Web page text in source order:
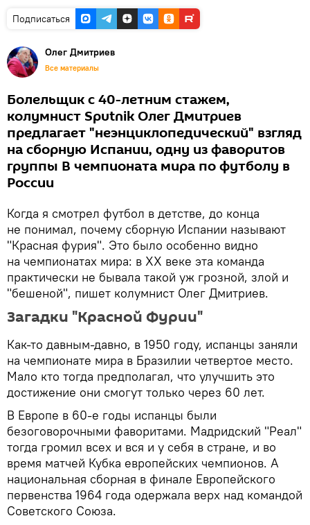
Подписаться
Олег Дмитриев
Все материалы
Болельщик с 40-летним стажем,
колумнист Sputnik Олег Дмитриев
предлагает "неэнциклопедический" взгляд
на сборную Испании, одну из фаворитов
группы B чемпионата мира по футболу в
России
Когда я смотрел футбол в детстве, до конца
не понимал, почему сборную Испании называют
"Красная фурия". Это было особенно видно
на чемпионатах мира: в ХХ веке эта команда
практически не бывала такой уж грозной, злой и
"бешеной", пишет колумнист Олег Дмитриев.
Загадки "Красной Фурии"
Как-то давным-давно, в 1950 году, испанцы заняли
на чемпионате мира в Бразилии четвертое место.
Мало кто тогда предполагал, что улучшить это
достижение они смогут только через 60 лет.
В Европе в 60-е годы испанцы были
безоговорочными фаворитами. Мадридский "Реал"
тогда громил всех и вся и у себя в стране, и во
время матчей Кубка европейских чемпионов. А
национальная сборная в финале Европейского
первенства 1964 года одержала верх над командой
Советского Союза.